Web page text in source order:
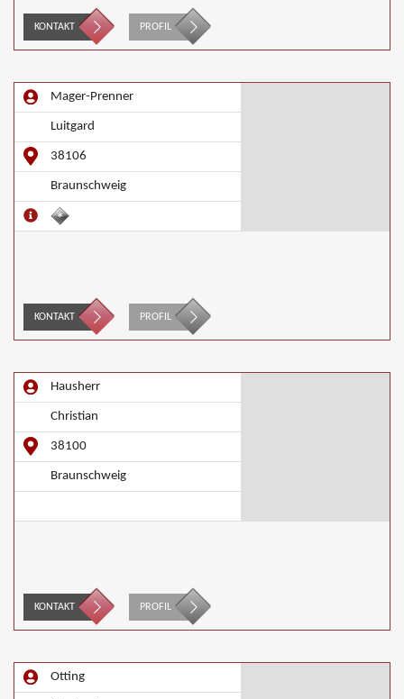
KONTAKT PROFIL
Mager-Prenner
Luitgard
38106
Braunschweig
KONTAKT PROFIL
Hausherr
Christian
38100
Braunschweig
KONTAKT PROFIL
Otting